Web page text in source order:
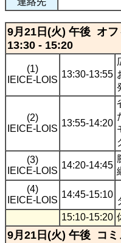
9月21日(火) 午後 オ
13:30 - 15:20
(1)
IEICE-LOIS
13:30-13:55
(2)
IEICE-LOIS
13:55-14:20
(3)
IEICE-LOIS
14:20-14:45
(4)
IEICE-LOIS
14:45-15:10
15:10-15:20
9月21日(火) 午後 コ